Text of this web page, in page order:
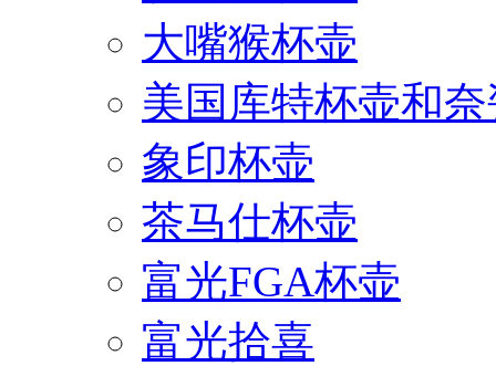
大嘴猴杯壶
美国库特杯壶和
象印杯壶
茶马仕杯壶
富光FGA杯壶
富光拾喜